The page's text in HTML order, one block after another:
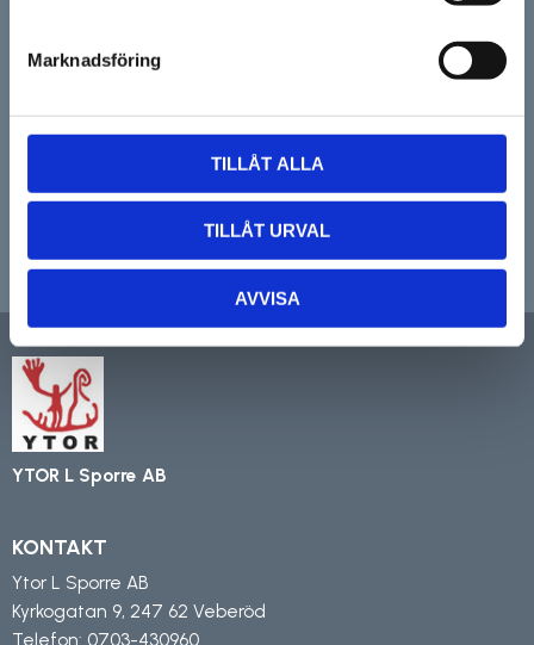
Marknadsföring
TILLÅT ALLA
TILLÅT URVAL
AVVISA
Prenumerera på vårt nyhetsbrev och ta del av de senaste
PRENUMERERA
Dina personuppgifter behandlas i enlighet med vårintegritetspolicy.
YTOR L Sporre AB
KONTAKT
Ytor L Sporre AB
Kyrkogatan 9, 247 62 Veberöd
Telefon: 0703-430960